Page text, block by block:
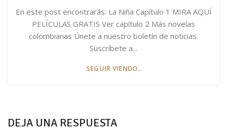
En este post encontrarás: La Niña Capítulo 1 MIRA AQUÍ
PELÍCULAS GRATIS Ver capítulo 2 Más novelas
colombianas Únete a nuestro boletín de noticias.
Suscríbete a...
SEGUIR VIENDO..
DEJA UNA RESPUESTA